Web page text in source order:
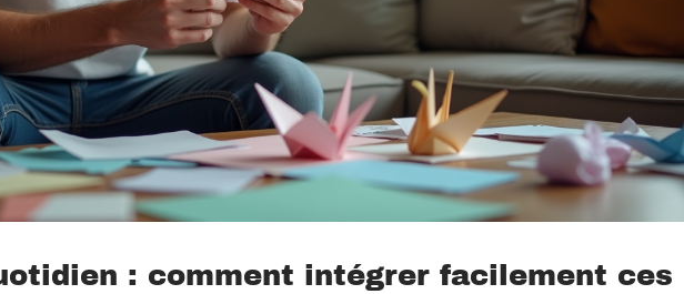
: comment intégrer facilement ces